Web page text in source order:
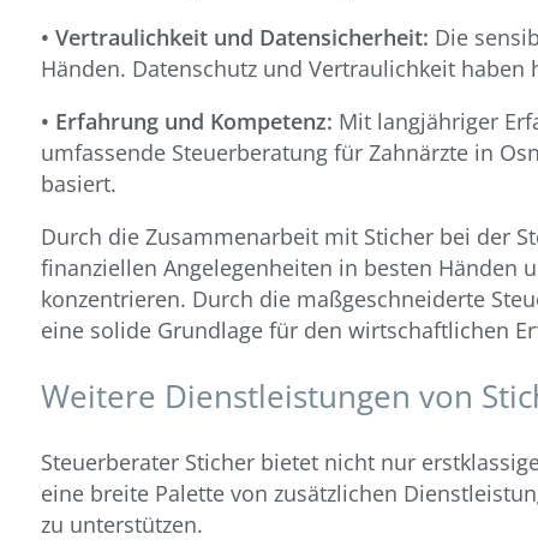
• Vertraulichkeit und Datensicherheit: Die
Händen. Datenschutz und Vertraulichkeit haben
• Erfahrung und Kompetenz: Mit langjähriger
umfassende Steuerberatung für Zahnärzte in
basiert.
Durch die Zusammenarbeit mit Sticher bei der
finanziellen Angelegenheiten in besten Händen
konzentrieren. Durch die maßgeschneiderte
eine solide Grundlage für den wirtschaftlichen
Weitere Dienstleistungen von
Steuerberater Sticher bietet nicht nur
eine breite Palette von zusätzlichen
zu unterstützen.